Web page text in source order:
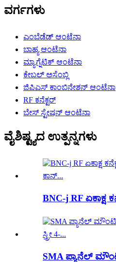
ವರ್ಗಗಳು
ಎಂಬೆಡೆಡ್ ಆಂಟೆನಾ
ಬಾಹ್ಯ ಆಂಟೆನಾ
ಮ್ಯಾಗ್ನೆಟಿಕ್ ಆಂಟೆನಾ
ಕೇಬಲ್ ಅಸೆಂಬ್ಲಿ
ಜಿಪಿಎಸ್ ಕಾಂಬಿನೇಶನ್ ಆಂಟೆನಾ
RF ಕನೆಕ್ಟರ್
ಬೇಸ್ ಸ್ಟೇಷನ್ ಆಂಟೆನಾ
ವೈಶಿಷ್ಟ್ಯದ ಉತ್ಪನ್ನಗಳು
BNC-j RF ಏಕಾಕ್ಷ
SMA ಪ್ಯಾನೆಲ್